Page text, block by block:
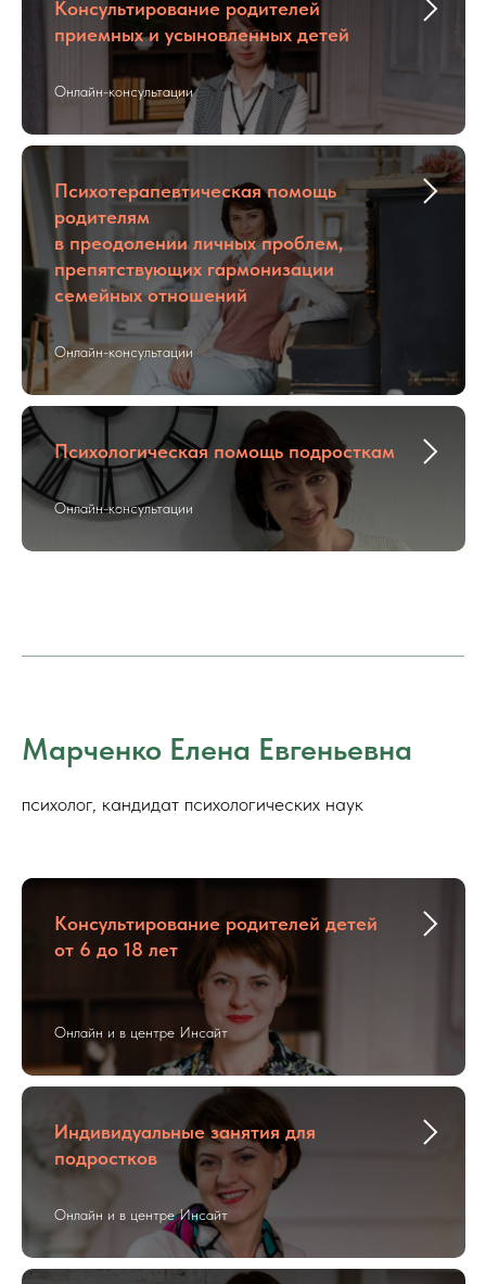
Консультирование родителей
приемных и усыновленных детей
Онлайн-консультации
Психотерапевтическая помощь
родителям
в преодолении личных проблем,
препятствующих гармонизации
семейных отношений
Онлайн-консультации
Психологическая помощь подросткам
Онлайн-консультации
Марченко Елена Евгеньевна
психолог, кандидат психологических наук
Консультирование родителей детей
от 6 до 18 лет
Онлайн и в центре Инсайт
Индивидуальные занятия для
подростков
Онлайн и в центре Инсайт